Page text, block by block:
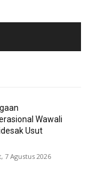
Wawali
Usut
7 Agustus 2026